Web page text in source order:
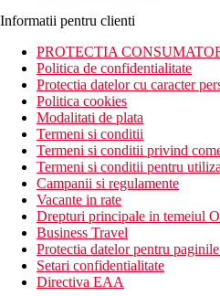
Informatii pentru clienti
PROTECTIA
Politica de confidentialitate
Protectia datelor cu caracter
Politica cookies
Modalitati de plata
Termeni si conditii
Termeni si conditii privind
Termeni si conditii pentru
Campanii si regulamente
Vacante in rate
Drepturi principale in temeiul
Business Travel
Protectia datelor pentru
Setari confidentialitate
Directiva EAA